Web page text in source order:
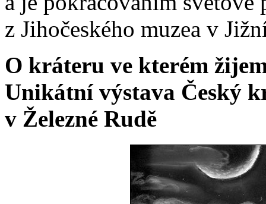
z Jihočeského muzea v
O kráteru ve kterém
Unikátní výstava Český
v Železné Rudě